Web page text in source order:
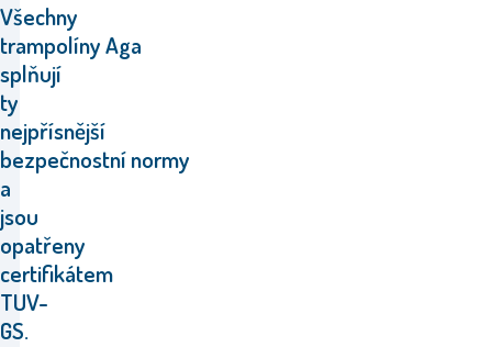
Všechny
trampolíny Aga
splňují
ty
nejpřísnější
bezpečnostní normy
a
jsou
opatřeny
certifikátem
TUV-
GS.